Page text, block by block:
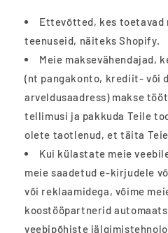
Ettevõtted, kes toetavad
teenuseid, näiteks Shopify.
Meie maksevähendajad,
(nt pangakonto, krediit- või
arveldusaadress) makse
tellimusi ja pakkuda Teile
olete taotlenud, et täita
Kui külastate meie
meie saadetud e-kirjudele
või reklaamidega, võime
koostööpartnerid
veebipõhiste